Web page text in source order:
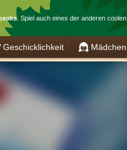
. Spiel auch eines der anderen coolen
Geschicklichkeit Mädchen